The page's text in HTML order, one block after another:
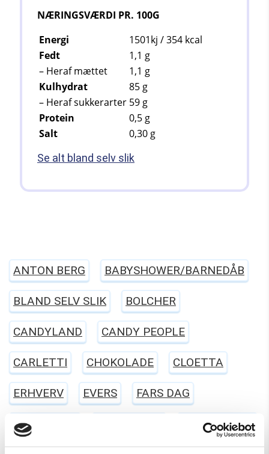
NÆRINGSVÆRDI PR. 100G
Energi
1501kj / 354 kcal
Fedt
1,1 g
– Heraf mættet
1,1 g
Kulhydrat
85 g
– Heraf sukkerarter 59 g
Protein
0,5 g
Salt
0,30 g
Se alt bland selv slik
ANTON BERG BABYSHOWER/BARNEDÅB
BLAND SELV SLIK BOLCHER
CANDYLAND CANDY PEOPLE
CARLETTI CHOKOLADE CLOETTA
ERHVERV EVERS FARS DAG
FASTELAVN FØDSELSDAG